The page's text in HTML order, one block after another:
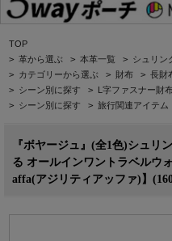
TOP
> 革から選ぶ > 本革一覧 > シュリン
> カテゴリーから選ぶ > 財布 > 長財
> シーン別に探す > L字ファスナー財
> シーン別に探す > 旅行関連アイテム
『ボヤージュ』(全1色)シュリ
る オールインワントラベルウ
affa(アジリティアッファ)】